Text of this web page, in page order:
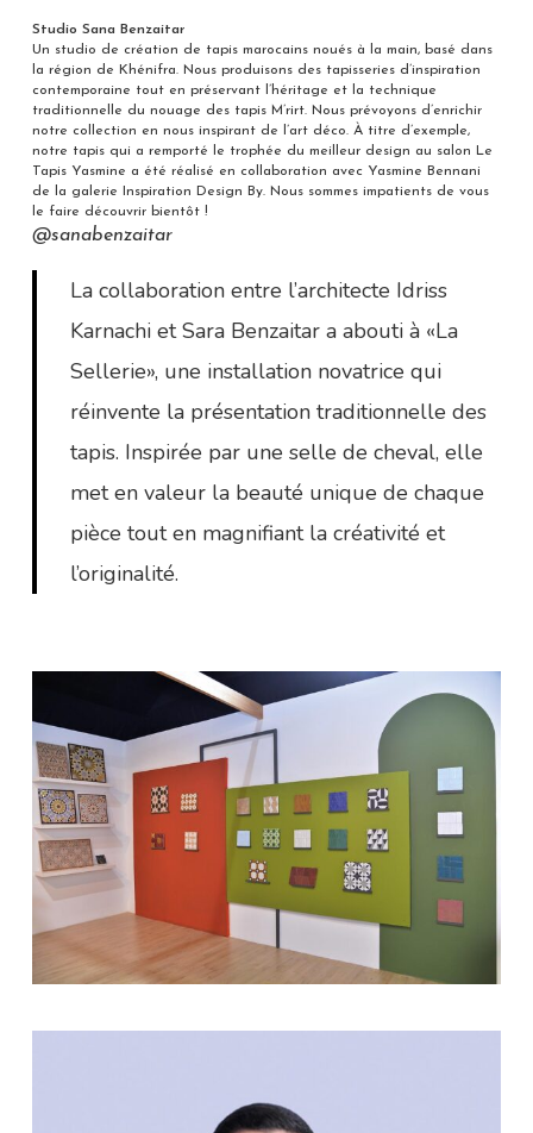
Studio Sana Benzaitar
Un studio de création de tapis marocains noués à la main, basé dans
la région de Khénifra. Nous produisons des tapisseries d’inspiration
contemporaine tout en préservant l’héritage et la technique
traditionnelle du nouage des tapis M’rirt. Nous prévoyons d’enrichir
notre collection en nous inspirant de l’art déco. À titre d’exemple,
notre tapis qui a remporté le trophée du meilleur design au salon Le
Tapis Yasmine a été réalisé en collaboration avec Yasmine Bennani
de la galerie Inspiration Design By. Nous sommes impatients de vous
le faire découvrir bientôt !
@sanabenzaitar
La collaboration entre l’architecte Idriss
Karnachi et Sara Benzaitar a abouti à «La
Sellerie», une installation novatrice qui
réinvente la présentation traditionnelle des
tapis. Inspirée par une selle de cheval, elle
met en valeur la beauté unique de chaque
pièce tout en magnifiant la créativité et
l’originalité.